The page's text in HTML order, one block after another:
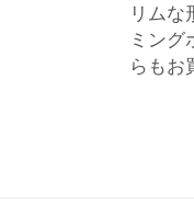
リムな
ミン
らもお